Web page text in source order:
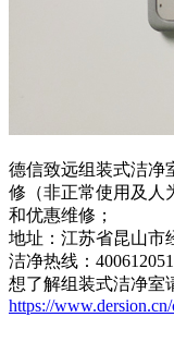
德信致远组装式洁净
修（非正常使用及人
和优惠维修；
地址：江苏省昆山市
洁净热线：
想了解组装式洁净室
https://